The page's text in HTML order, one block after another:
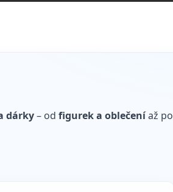
dárky– od figurek a oblečeníaž po